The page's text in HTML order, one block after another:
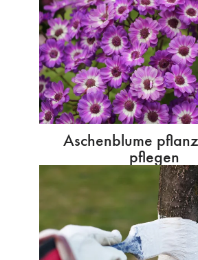
Aschenblume
pflegen